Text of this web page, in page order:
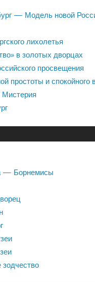
— Модель новой
лихолетья
в золотых дворцах
просвещения
простоты и спокойного
Мистерия
— Борнемисы
зодчество